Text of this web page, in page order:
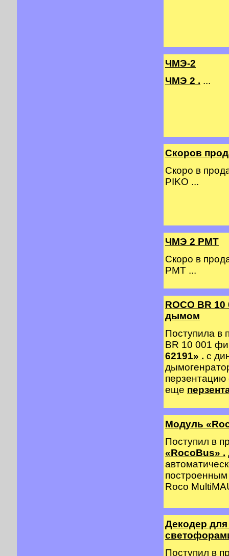
ЧМЭ-2
ЧМЭ 2 . ...
Скоров
Скоро в
PIKO ...
ЧМЭ 2 PMT
Скоро в
PMT ...
ROCO BR
дымом
Поступила в
BR 10 001
62191» . с
еще
Модуль
Поступил в
«RocoBus» .
Roco
Декодер
Поступил в